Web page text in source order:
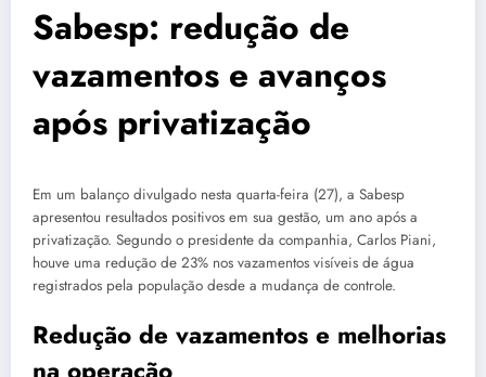
Sabesp: redução de
vazamentos e avanços
após privatização
Em um balanço divulgado nesta quarta-feira (27), a Sabesp
apresentou resultados positivos em sua gestão, um ano após a
privatização. Segundo o presidente da companhia, Carlos Piani,
houve uma redução de 23% nos vazamentos visíveis de água
registrados pela população desde a mudança de controle.
Redução de vazamentos e melhorias